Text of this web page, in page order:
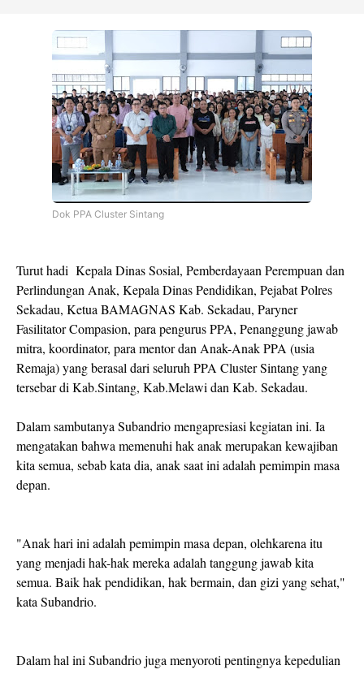
Dok PPA Cluster Sintang
Turut hadi Kepala Dinas Sosial, Pemberdayaan Perempuan dan
Perlindungan Anak, Kepala Dinas Pendidikan, Pejabat Polres
Sekadau, Ketua BAMAGNAS Kab. Sekadau, Paryner
Fasilitator Compasion, para pengurus PPA, Penanggung jawab
mitra, koordinator, para mentor dan Anak-Anak PPA (usia
Remaja) yang berasal dari seluruh PPA Cluster Sintang yang
tersebar di Kab.Sintang, Kab.Melawi dan Kab. Sekadau.
Dalam sambutanya Subandrio mengapresiasi kegiatan ini. Ia
mengatakan bahwa memenuhi hak anak merupakan kewajiban
kita semua, sebab kata dia, anak saat ini adalah pemimpin masa
depan.
"Anak hari ini adalah pemimpin masa depan, olehkarena itu
yang menjadi hak-hak mereka adalah tanggung jawab kita
semua. Baik hak pendidikan, hak bermain, dan gizi yang sehat,"
kata Subandrio.
Dalam hal ini Subandrio juga menyoroti pentingnya kepedulian